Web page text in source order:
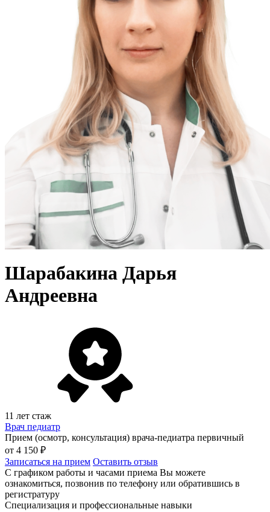
Шарабакина Дарья
Андреевна
11 лет стаж
Врач педиатр
Прием (осмотр, консультация) врача-педиатра первичный
от 4 150 ₽
Записаться на прием Оставить отзыв
С графиком работы и часами приема Вы можете
ознакомиться, позвонив по телефону или обратившись в
регистратуру
Специализация и профессиональные навыки